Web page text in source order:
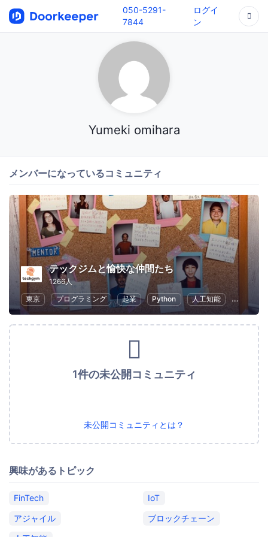
050-5291-
7844
ログイ
ン
Yumeki omihara
メンバーになっているコミュニティ
テックジムと愉快な仲間たち
1266人
東京
プログラミング 起業 Python 人工知能 ChatGPT
1件の未公開コミュニティ
未公開コミュニティとは？
興味があるトピック
FinTech
IoT
アジャイル
ブロックチェーン